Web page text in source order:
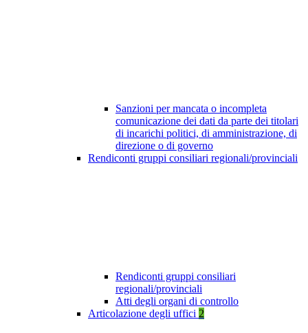
Sanzioni per mancata o incompleta
comunicazione dei dati da parte dei titolari
di incarichi politici, di amministrazione, di
direzione o di governo
Rendiconti gruppi consiliari regionali/provinciali
Rendiconti gruppi consiliari
regionali/provinciali
Atti degli organi di controllo
Articolazione degli uffici 2